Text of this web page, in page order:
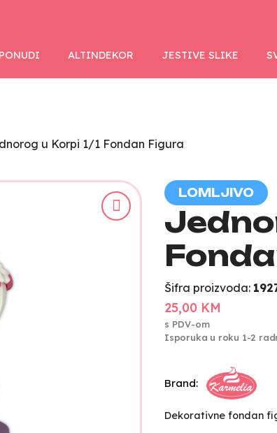
ALTINDEKOR JESTIVE SLIKE
u Korpi 1/1 Fondan Figura
LOMLJIVO
Šifra proizvoda:
25,00 KM
s PDV-om
Isporuka u roku 1-2
Brand:
Dekorativne fondan